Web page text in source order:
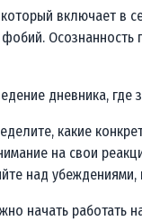
включает в
Осознанность
дневника, где
какие
на свои
над убеждениями,
начать работать